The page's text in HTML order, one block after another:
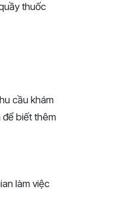
thuốc
cầu khám
biết thêm
làm việc